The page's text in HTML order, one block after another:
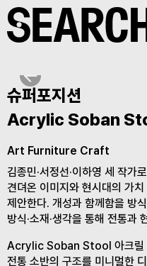
Skip
to
content
슈퍼포지션
Acrylic Soban
Art Furniture Craft
김종민·서정선·이하영 세 작가
견뎌온 이미지와 현시대의 가
제안한다. 개성과 함께함을 방
방식·소재·생각을 통해 전통과
Acrylic Soban Stool 아크릴
전통 소반의 구조를 미니멀한